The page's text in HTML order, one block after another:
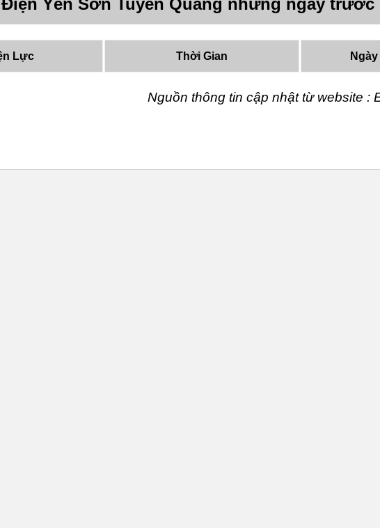
Lực Thời Gian Ngày
Nguồn thông tin cập nhật từ website :